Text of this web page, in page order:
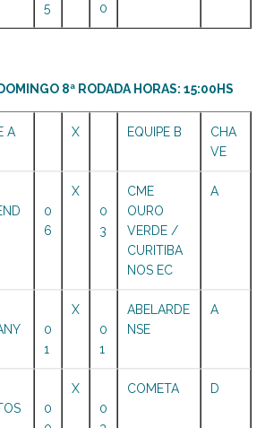
5
0
8ª RODADA HORAS: 15:00HS
A X EQUIPE B
CHA
VE
0
6
X
0
3
CME
OURO
VERDE /
CURITIBA
NOS EC
A
0
1
X
0
1
ABELARDE
NSE
A
0
X
0
COMETA D